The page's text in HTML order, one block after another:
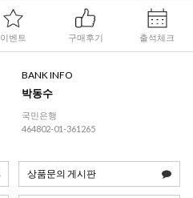
이벤트 구매후기 출석체크
BANK INFO
박동수
국민은행
464802-01-361265
상품문의 게시판